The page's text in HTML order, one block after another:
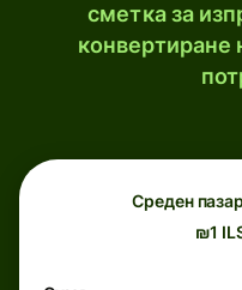
сметка за
конвертиране
Среден
₪1